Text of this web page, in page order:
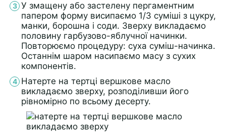
У змащену або застелену пергаментним
папером форму висипаємо 1/3 суміші з цукру,
манки, борошна і соди. Зверху викладаємо
половину гарбузово-яблучної начинки.
Повторюємо процедуру: суха суміш-начинка.
Останнім шаром насипаємо масу з сухих
компонентів.
Натерте на тертці вершкове масло
викладаємо зверху, розподіливши його
рівномірно по всьому десерту.